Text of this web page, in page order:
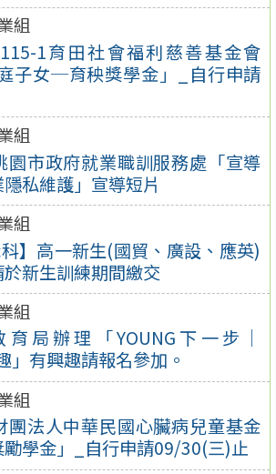
組
115-1育田社會福利慈善基金會
子女─育秧獎學金」_自行申請
組
園市政府就業職訓服務處「宣導
私維護」宣導短片
組
】高一新生(國貿、廣設、應英)
於新生訓練期間繳交
組
局辦理「YOUNG下一步｜
」有興趣請報名參加。
組
團法人中華民國心臟病兒童基金
學金」_自行申請09/30(三)止